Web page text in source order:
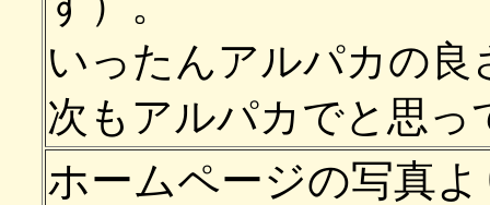
いったんアルパカの
次もアルパカでと思っ
ホームページの写真